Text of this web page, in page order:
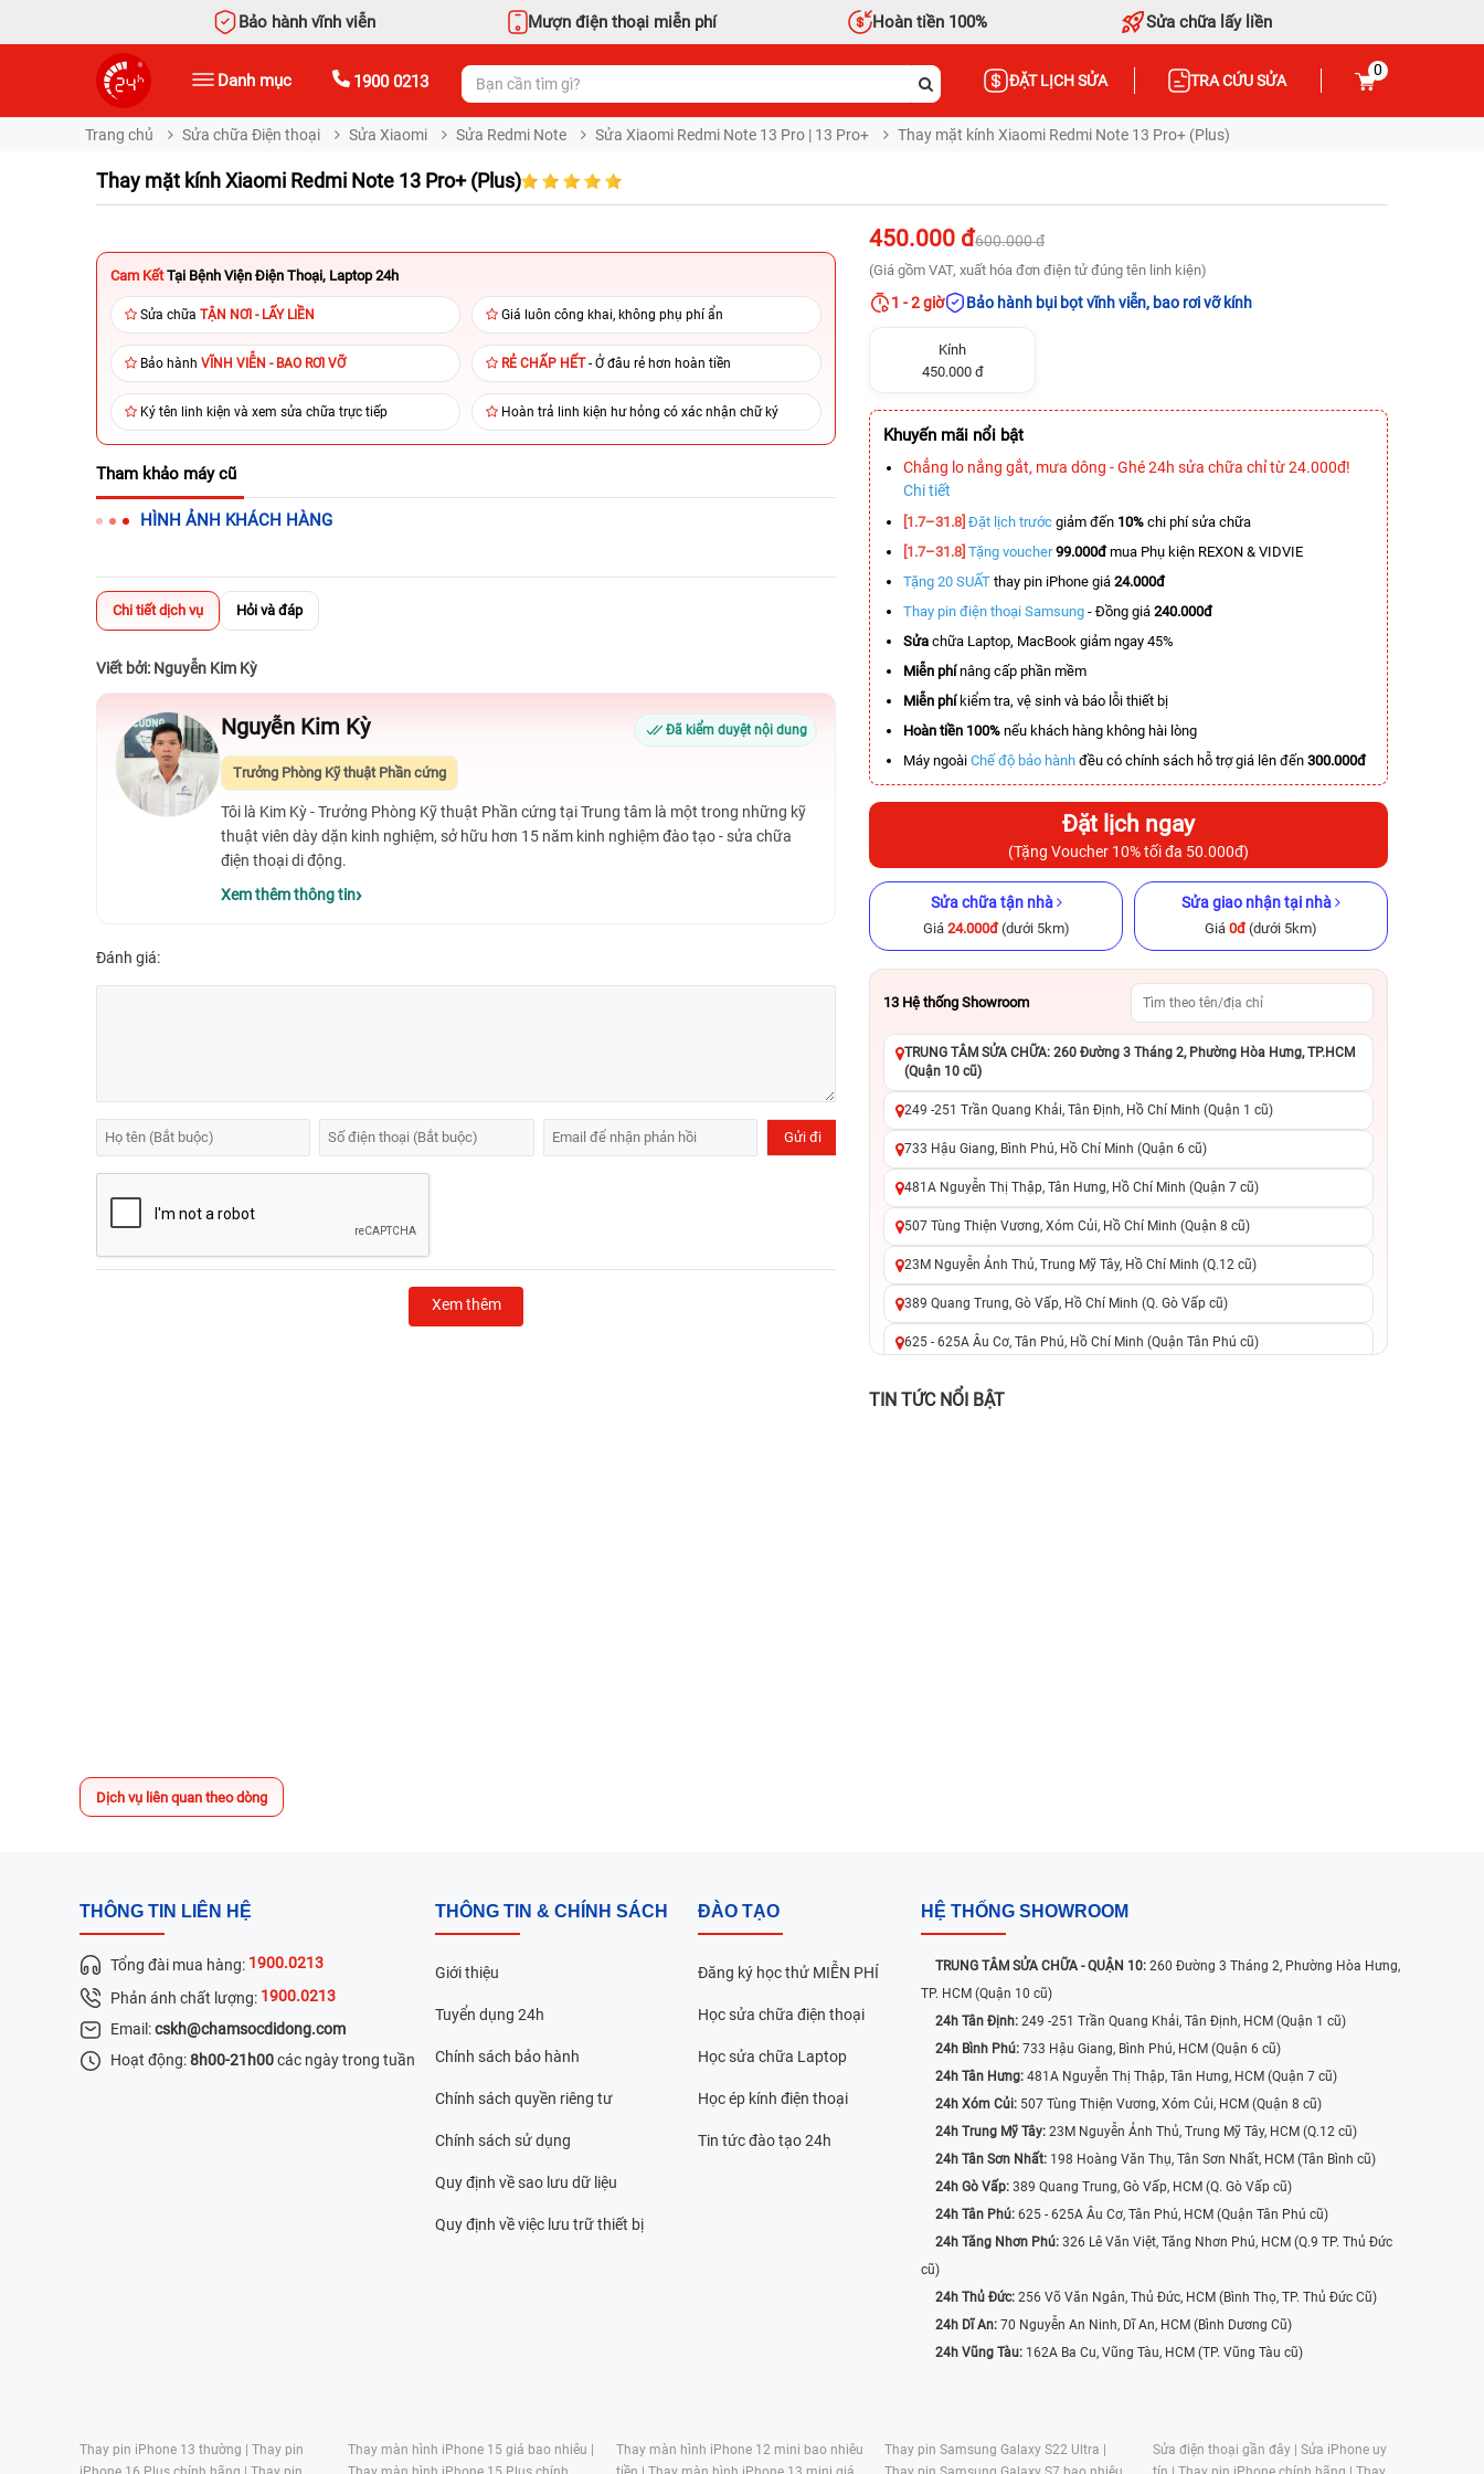
Bảo hành vĩnh viễn Mượn điện thoại miễn phí Hoàn tiền 100% Sửa chữa lấy liền
Danh mục 1900 0213 ĐẶT LỊCH SỬA TRA CỨU SỬA
0
Trang chủ Sửa chữa Điện thoại Sửa Xiaomi Sửa Redmi Note Sửa Xiaomi Redmi Note 13 Pro | 13 Pro+ Thay mặt kính Xiaomi Redmi Note 13 Pro+ (Plus)
Thay mặt kính Xiaomi Redmi Note 13 Pro+ (Plus)
Cam Kết Tại Bệnh Viện Điện Thoại, Laptop 24h
Sửa chữa TẬN NƠI - LẤY LIỀN Giá luôn công khai, không phụ phí ẩn
Bảo hành VĨNH VIỄN - BAO RƠI VỠ RẺ CHẤP HẾT- Ở đâu rẻ hơn hoàn tiền
Ký tên linh kiện và xem sửa chữa trực tiếp Hoàn trả linh kiện hư hỏng có xác nhận chữ ký
Tham khảo máy cũ
HÌNH ẢNH KHÁCH HÀNG
Chi tiết dịch vụ Hỏi và đáp
Viết bởi: Nguyễn Kim Kỳ
Nguyễn Kim Kỳ Đã kiểm duyệt nội dung
Trưởng Phòng Kỹ thuật Phần cứng
Tôi là Kim Kỳ - Trưởng Phòng Kỹ thuật Phần cứng tại Trung tâm là một trong những kỹ
thuật viên dày dặn kinh nghiệm, sở hữu hơn 15 năm kinh nghiệm đào tạo - sửa chữa
điện thoại di động.
Xem thêm thông tin
Đánh giá:
Xem thêm
450.000 đ600.000 đ
(Giá gồm VAT, xuất hóa đơn điện tử đúng tên linh kiện)
1 - 2 giờ Bảo hành bụi bọt vĩnh viễn, bao rơi vỡ kính
Kính
450.000 đ
Khuyến mãi nổi bật
Chẳng lo nắng gắt, mưa dông - Ghé 24h sửa chữa chỉ từ 24.000đ!
Chi tiết
[1.7–31.8] Đặt lịch trước giảm đến 10% chi phí sửa chữa
[1.7–31.8] Tặng voucher 99.000đmua Phụ kiện REXON & VIDVIE
Tặng 20 SUẤT thay pin iPhone giá 24.000đ
Thay pin điện thoại Samsung - Đồng giá 240.000đ
Sửa chữa Laptop, MacBook giảm ngay 45%
Miễn phínâng cấp phần mềm
Miễn phíkiểm tra, vệ sinh và báo lỗi thiết bị
Hoàn tiền 100% nếu khách hàng không hài lòng
Máy ngoài Chế độ bảo hành đều có chính sách hỗ trợ giá lên đến 300.000đ
Đặt lịch ngay
(Tặng Voucher 10% tối đa 50.000đ)
Sửa chữa tận nhà
Giá 24.000đ(dưới 5km)
Sửa giao nhận tại nhà
Giá 0đ(dưới 5km)
13 Hệ thống Showroom
TRUNG TÂM SỬA CHỮA: 260 Đường 3 Tháng 2, Phường Hòa Hưng, TP.HCM
(Quận 10 cũ)
249 -251 Trần Quang Khải, Tân Định, Hồ Chí Minh (Quận 1 cũ)
733 Hậu Giang, Bình Phú, Hồ Chí Minh (Quận 6 cũ)
481A Nguyễn Thị Thập, Tân Hưng, Hồ Chí Minh (Quận 7 cũ)
507 Tùng Thiện Vương, Xóm Củi, Hồ Chí Minh (Quận 8 cũ)
23M Nguyễn Ảnh Thủ, Trung Mỹ Tây, Hồ Chí Minh (Q.12 cũ)
389 Quang Trung, Gò Vấp, Hồ Chí Minh (Q. Gò Vấp cũ)
625 - 625A Âu Cơ, Tân Phú, Hồ Chí Minh (Quận Tân Phú cũ)
TIN TỨC NỔI BẬT
Dịch vụ liên quan theo dòng
THÔNG TIN LIÊN HỆ
Tổng đài mua hàng: 1900.0213
Phản ánh chất lượng: 1900.0213
Email:cskh@chamsocdidong.com
Hoạt động:8h00-21h00các ngày trong tuần
THÔNG TIN & CHÍNH SÁCH
Giới thiệu
Tuyển dụng 24h
Chính sách bảo hành
Chính sách quyền riêng tư
Chính sách sử dụng
Quy định về sao lưu dữ liệu
Quy định về việc lưu trữ thiết bị
ĐÀO TẠO
Đăng ký học thử MIỄN PHÍ
Học sửa chữa điện thoại
Học sửa chữa Laptop
Học ép kính điện thoại
Tin tức đào tạo 24h
HỆ THỐNG SHOWROOM
TRUNG TÂM SỬA CHỮA - QUẬN 10: 260 Đường 3 Tháng 2, Phường Hòa Hưng,
TP. HCM (Quận 10 cũ)
24h Tân Định: 249 -251 Trần Quang Khải, Tân Định, HCM (Quận 1 cũ)
24h Bình Phú: 733 Hậu Giang, Bình Phú, HCM (Quận 6 cũ)
24h Tân Hưng: 481A Nguyễn Thị Thập, Tân Hưng, HCM (Quận 7 cũ)
24h Xóm Củi: 507 Tùng Thiện Vương, Xóm Củi, HCM (Quận 8 cũ)
24h Trung Mỹ Tây: 23M Nguyễn Ảnh Thủ, Trung Mỹ Tây, HCM (Q.12 cũ)
24h Tân Sơn Nhất: 198 Hoàng Văn Thụ, Tân Sơn Nhất, HCM (Tân Bình cũ)
24h Gò Vấp: 389 Quang Trung, Gò Vấp, HCM (Q. Gò Vấp cũ)
24h Tân Phú: 625 - 625A Âu Cơ, Tân Phú, HCM (Quận Tân Phú cũ)
24h Tăng Nhơn Phú: 326 Lê Văn Việt, Tăng Nhơn Phú, HCM (Q.9 TP. Thủ Đức
cũ)
24h Thủ Đức: 256 Võ Văn Ngân, Thủ Đức, HCM (Bình Thọ, TP. Thủ Đức Cũ)
24h Dĩ An: 70 Nguyễn An Ninh, Dĩ An, HCM (Bình Dương Cũ)
24h Vũng Tàu: 162A Ba Cu, Vũng Tàu, HCM (TP. Vũng Tàu cũ)
Thay pin iPhone 13 thường | Thay pin
Thay màn hình iPhone 15 giá bao nhiêu |
Thay màn hình iPhone 12 mini bao nhiêu
Thay pin Samsung Galaxy S22 Ultra |
Sửa điện thoại gần đây | Sửa iPhone uy